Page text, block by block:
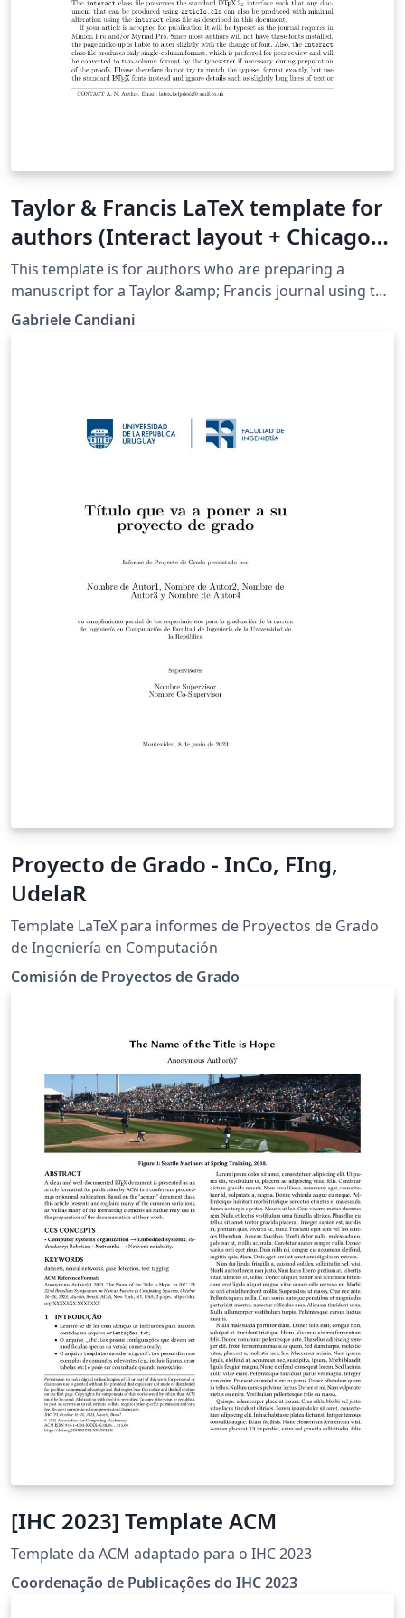
Taylor & Francis LaTeX template for
authors (Interact layout + Chicago
reference style)
This template is for authors who are preparing a
manuscript for a Taylor &amp; Francis journal using the
LaTeX document preparation system and the interact
Gabriele Candiani
Proyecto de Grado - InCo, FIng,
UdelaR
Template LaTeX para informes de Proyectos de Grado
de Ingeniería en Computación
Comisión de Proyectos de Grado
[IHC 2023] Template ACM
Template da ACM adaptado para o IHC 2023
Coordenação de Publicações do IHC 2023